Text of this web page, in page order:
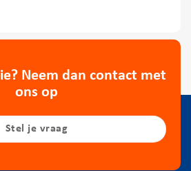
Neem dan contact met
ons op
Stel je vraag